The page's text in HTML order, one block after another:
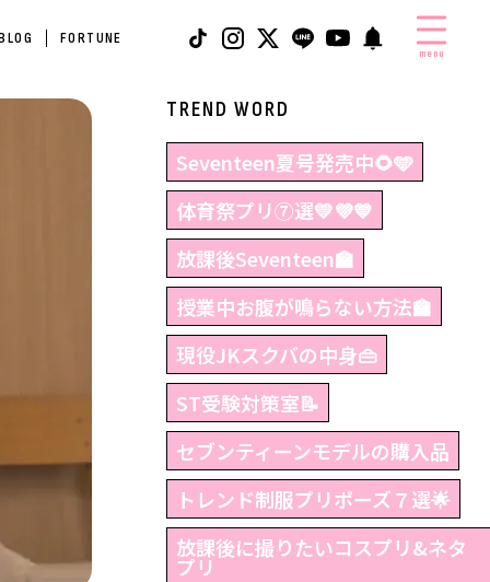
FORTUNE
menu
TREND WORD
Seventeen夏号発売中🌻🩵
体育祭プリ⑦選💛💜💙
放課後Seventeen🏫
授業中お腹が鳴らない方法🏫
現役JKスクバの中身👜
ST受験対策室📝
セブンティーンモデルの購入品
トレンド制服プリポーズ７選🌟
放課後に撮りたいコスプリ&ネタ
プリ